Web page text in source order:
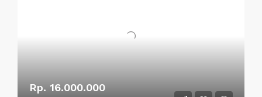
Rp. 16.000.000